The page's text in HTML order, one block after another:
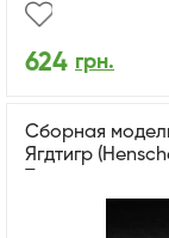
624 грн.
Сборная
Ягдтигр